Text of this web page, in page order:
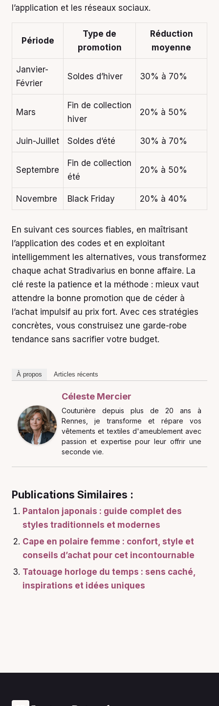
l’application et les réseaux sociaux.
Période
Type de
promotion
Réduction
moyenne
Janvier-
Février
Soldes d’hiver 30% à 70%
Mars
Fin de collection
hiver
20% à 50%
Juin-Juillet Soldes d’été 30% à 70%
Septembre
Fin de collection
été
20% à 50%
Novembre Black Friday 20% à 40%
En suivant ces sources fiables, en maîtrisant
l’application des codes et en exploitant
intelligemment les alternatives, vous transformez
chaque achat Stradivarius en bonne affaire. La
clé reste la patience et la méthode : mieux vaut
attendre la bonne promotion que de céder à
l’achat impulsif au prix fort. Avec ces stratégies
concrètes, vous construisez une garde-robe
tendance sans sacrifier votre budget.
À propos Articles récents
Céleste Mercier
Couturière depuis plus de 20 ans à
Rennes, je transforme et répare vos
vêtements et textiles d'ameublement avec
passion et expertise pour leur offrir une
seconde vie.
Publications Similaires :
Pantalon japonais : guide complet des
styles traditionnels et modernes
Cape en polaire femme : confort, style et
conseils d’achat pour cet incontournable
Tatouage horloge du temps : sens caché,
inspirations et idées uniques